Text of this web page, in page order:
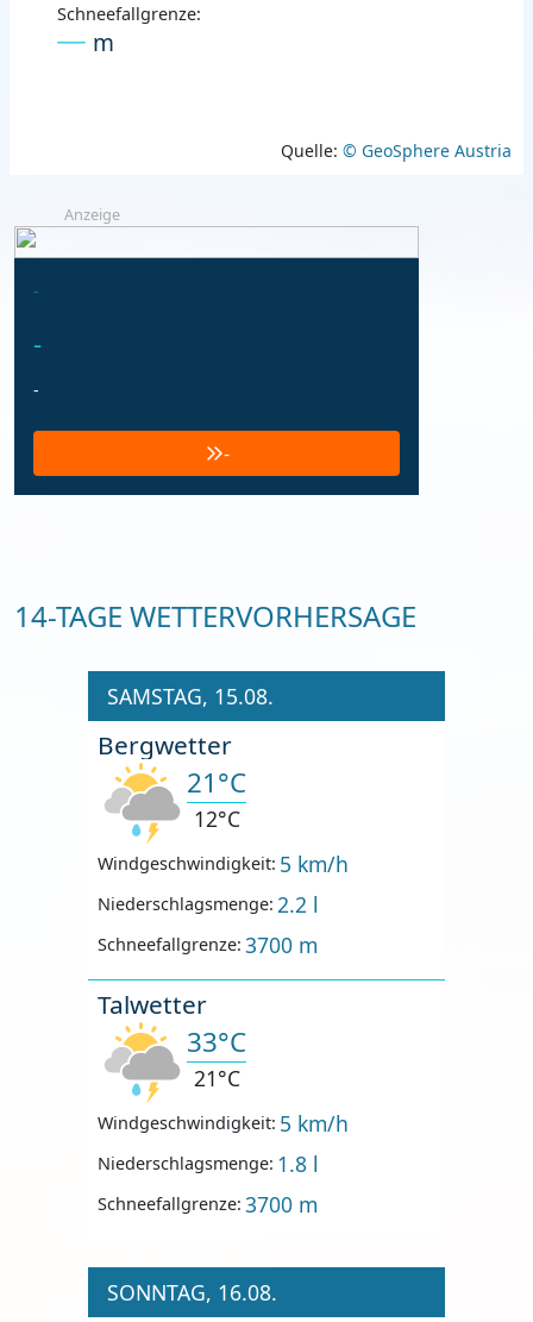
Schneefallgrenze:
m
Quelle: © GeoSphere Austria
Anzeige
-
-
-
-
14-TAGE WETTERVORHERSAGE
SAMSTAG, 15.08.
Bergwetter
21°C
12°C
Windgeschwindigkeit: 5 km/h
Niederschlagsmenge: 2.2 l
Schneefallgrenze: 3700 m
Talwetter
33°C
21°C
Windgeschwindigkeit: 5 km/h
Niederschlagsmenge: 1.8 l
Schneefallgrenze: 3700 m
SONNTAG, 16.08.